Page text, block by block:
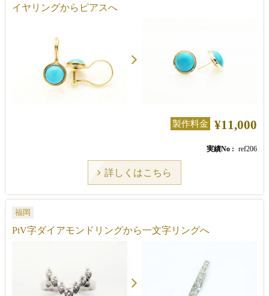
イヤリングからピアスへ
製作料金 ¥11,000
実績No ref206
詳しくはこちら
福岡
PtV字ダイアモンドリングから一文字リングへ